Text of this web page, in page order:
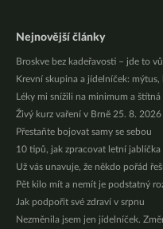
Nejnovější články
Broskve bez kadeřavosti – jde to
Krevní skupina a jídelníček:
Léky mi snížili na minimum a štítná
Živý kurz vaření v Brně 25. 8. 2026
Přestaňte bojovat samy se sebou
10 tipů, jak zpracovat letní jablíčka
Už vás unavuje, že někdo pořád
Pět kilo mít a nemít je podstatný
Jak podpořit své zdraví v srpnu
Nezměnila jsem jen jídelníček.